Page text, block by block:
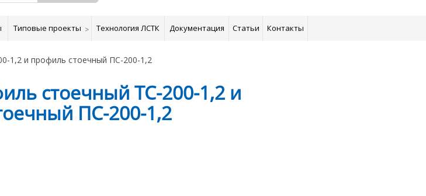
Типовые проекты Технология ЛСТК Документация Статьи Контакты
1,2 и профиль стоечный ПС-200-1,2
стоечный ТС-200-1,2 и
ПС-200-1,2